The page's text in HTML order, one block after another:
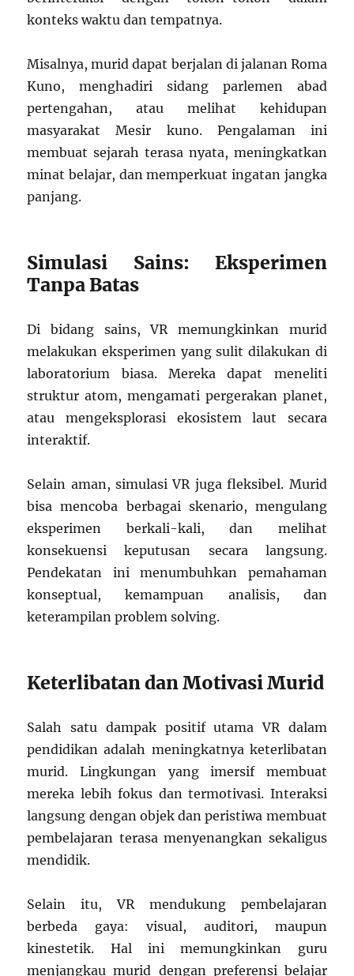
konteks waktu dan tempatnya.
Misalnya, murid dapat berjalan di jalanan Roma
Kuno, menghadiri sidang parlemen abad
pertengahan, atau melihat kehidupan
masyarakat Mesir kuno. Pengalaman ini
membuat sejarah terasa nyata, meningkatkan
minat belajar, dan memperkuat ingatan jangka
panjang.
Simulasi Sains: Eksperimen
Tanpa Batas
Di bidang sains, VR memungkinkan murid
melakukan eksperimen yang sulit dilakukan di
laboratorium biasa. Mereka dapat meneliti
struktur atom, mengamati pergerakan planet,
atau mengeksplorasi ekosistem laut secara
interaktif.
Selain aman, simulasi VR juga fleksibel. Murid
bisa mencoba berbagai skenario, mengulang
eksperimen berkali-kali, dan melihat
konsekuensi keputusan secara langsung.
Pendekatan ini menumbuhkan pemahaman
konseptual, kemampuan analisis, dan
keterampilan problem solving.
Keterlibatan dan Motivasi Murid
Salah satu dampak positif utama VR dalam
pendidikan adalah meningkatnya keterlibatan
murid. Lingkungan yang imersif membuat
mereka lebih fokus dan termotivasi. Interaksi
langsung dengan objek dan peristiwa membuat
pembelajaran terasa menyenangkan sekaligus
mendidik.
Selain itu, VR mendukung pembelajaran
berbeda gaya: visual, auditori, maupun
kinestetik. Hal ini memungkinkan guru
menjangkau murid dengan preferensi belajar